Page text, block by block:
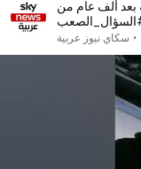
بعد ألف عام من
#السؤال_الصعب
سكاي نيوز عربية •